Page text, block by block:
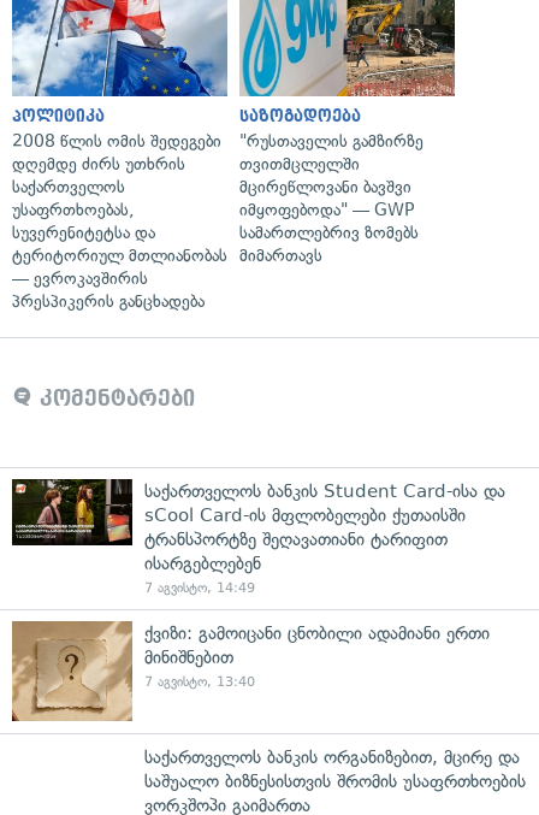
პოლიტიკა
2008 წლის ომის შედეგები
დღემდე ძირს უთხრის
საქართველოს
უსაფრთხოებას,
სუვერენიტეტსა და
ტერიტორიულ მთლიანობას
— ევროკავშირის
პრესპიკერის განცხადება
საზოგადოება
"რუსთაველის გამზირზე
თვითმცლელში
მცირეწლოვანი ბავშვი
იმყოფებოდა" — GWP
სამართლებრივ ზომებს
მიმართავს
კომენტარები
საქართველოს ბანკის Student Card-ისა და
sCool Card-ის მფლობელები ქუთაისში
ტრანსპორტზე შეღავათიანი ტარიფით
ისარგებლებენ
7 აგვისტო, 14:49
ქვიზი: გამოიცანი ცნობილი ადამიანი ერთი
მინიშნებით
7 აგვისტო, 13:40
საქართველოს ბანკის ორგანიზებით, მცირე და
საშუალო ბიზნესისთვის შრომის უსაფრთხოების
ვორკშოპი გაიმართა